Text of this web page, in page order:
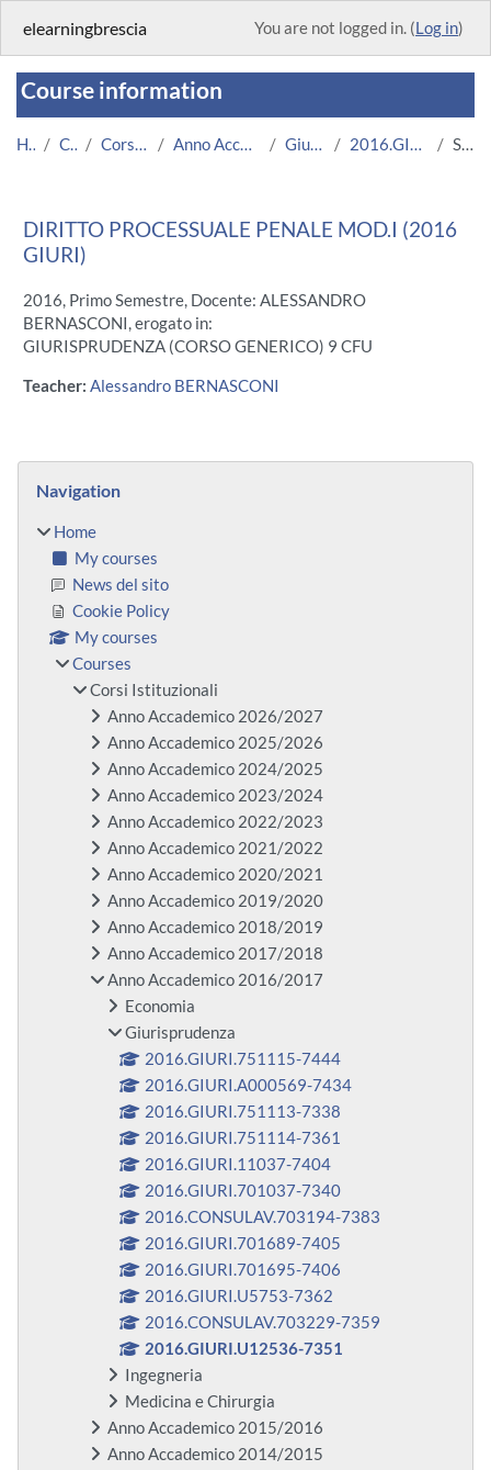
elearningbrescia You are not logged in. (Log in)
Course information
Home Courses Corsi Istituzionali Anno Accademico 2016/2017 Giurisprudenza 2016.GIURI.U12536-7351 Summary
DIRITTO PROCESSUALE PENALE MOD.I (2016
GIURI)
2016, Primo Semestre, Docente: ALESSANDRO
BERNASCONI, erogato in:
GIURISPRUDENZA (CORSO GENERICO) 9 CFU
Teacher: Alessandro BERNASCONI
Blocks
Navigation
Home
My courses
News del sito
Cookie Policy
My courses
Courses
Corsi Istituzionali
Anno Accademico 2026/2027
Anno Accademico 2025/2026
Anno Accademico 2024/2025
Anno Accademico 2023/2024
Anno Accademico 2022/2023
Anno Accademico 2021/2022
Anno Accademico 2020/2021
Anno Accademico 2019/2020
Anno Accademico 2018/2019
Anno Accademico 2017/2018
Anno Accademico 2016/2017
Economia
Giurisprudenza
2016.GIURI.751115-7444
2016.GIURI.A000569-7434
2016.GIURI.751113-7338
2016.GIURI.751114-7361
2016.GIURI.11037-7404
2016.GIURI.701037-7340
2016.CONSULAV.703194-7383
2016.GIURI.701689-7405
2016.GIURI.701695-7406
2016.GIURI.U5753-7362
2016.CONSULAV.703229-7359
2016.GIURI.U12536-7351
Ingegneria
Medicina e Chirurgia
Anno Accademico 2015/2016
Anno Accademico 2014/2015